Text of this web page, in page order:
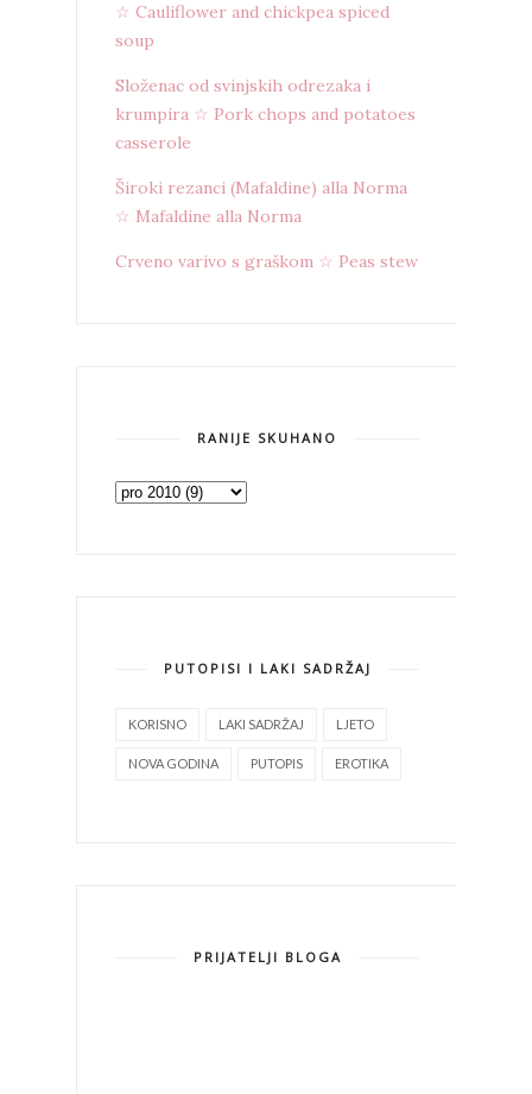
☆ Cauliflower and chickpea spiced
soup
Složenac od svinjskih odrezaka i
krumpira ☆ Pork chops and potatoes
casserole
Široki rezanci (Mafaldine) alla Norma
☆ Mafaldine alla Norma
Crveno varivo s graškom ☆ Peas stew
RANIJE SKUHANO
PUTOPISI I LAKI SADRŽAJ
KORISNO LAKI SADRŽAJ LJETO
NOVA GODINA PUTOPIS EROTIKA
PRIJATELJI BLOGA